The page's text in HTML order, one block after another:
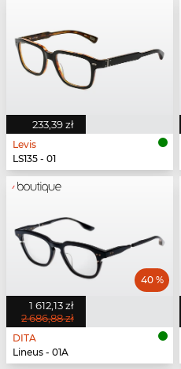
233,39 zł
Levis
LS135 - 01
1 612,13 zł
2 686,88 zł
40 %
DITA
Lineus - 01A